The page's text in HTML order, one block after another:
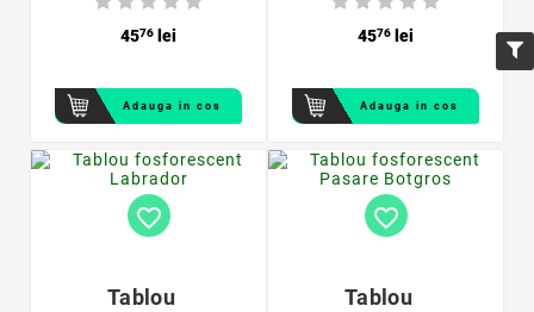
4576 lei
Adauga in cos
4576 lei
Adauga in cos
favorite_border
Tablou
favorite_border
Tablou